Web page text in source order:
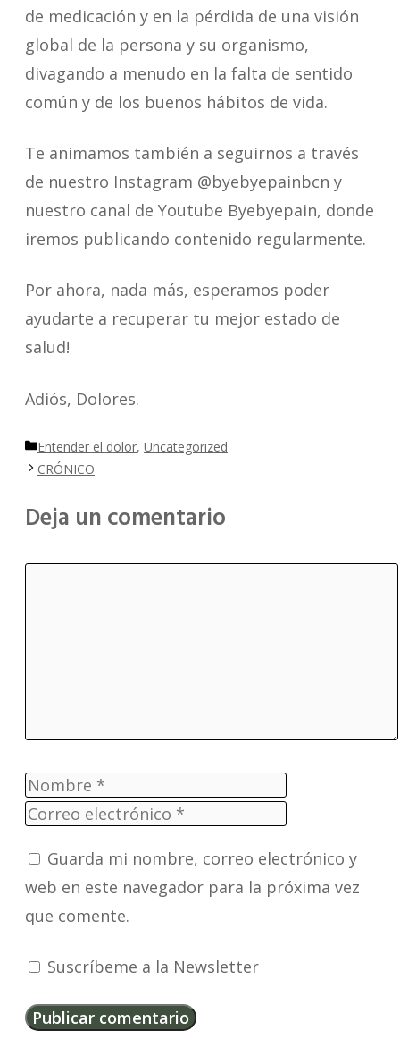
de medicación y en la pérdida de una visión
global de la persona y su organismo,
divagando a menudo en la falta de sentido
común y de los buenos hábitos de vida.
Te animamos también a seguirnos a través
de nuestro Instagram @byebyepainbcn y
nuestro canal de Youtube Byebyepain, donde
iremos publicando contenido regularmente.
Por ahora, nada más, esperamos poder
ayudarte a recuperar tu mejor estado de
salud!
Adiós, Dolores.
Categorías
Entender el dolor, Uncategorized
CRÓNICO
Deja un comentario
Nombre
Guarda mi nombre, correo electrónico y
web en este navegador para la próxima vez
que comente.
Suscríbeme a la Newsletter